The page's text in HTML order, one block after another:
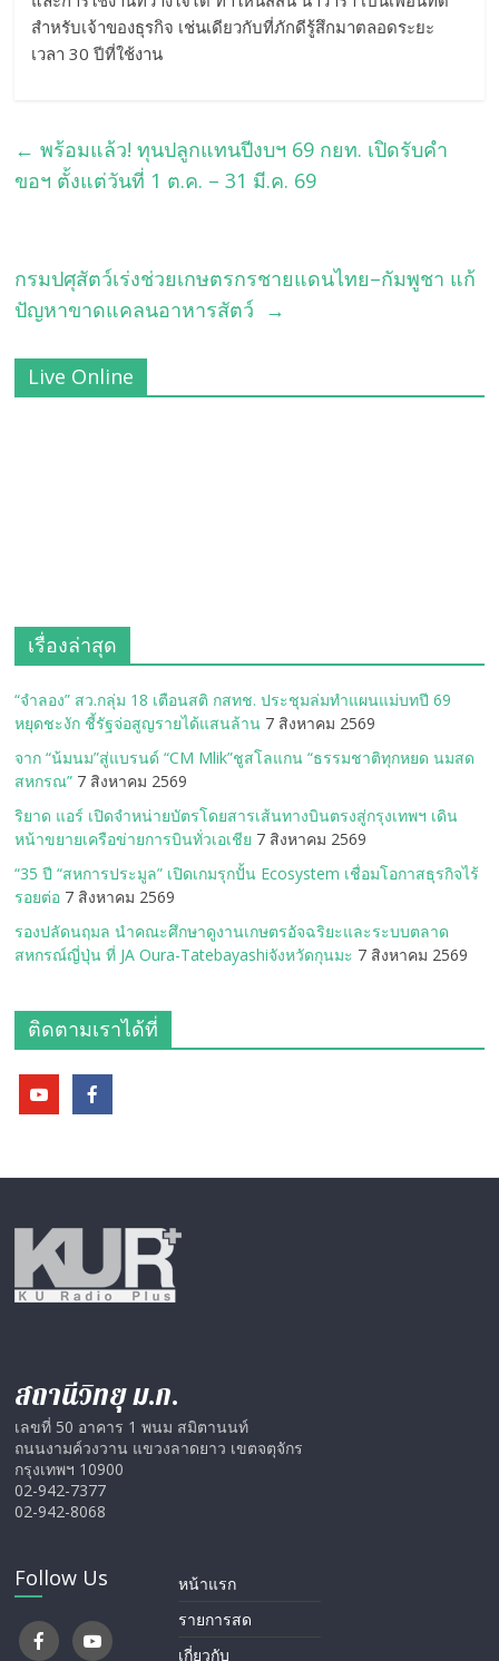
สำหรับเจ้าของธุรกิจ เช่นเดียวกับที่ภักดีรู้สึกมาตลอดระยะ
เวลา 30 ปีที่ใช้งาน
← พร้อมแล้ว! ทุนปลูกแทนปีงบฯ 69 กยท. เปิดรับคำ
ขอฯ ตั้งแต่วันที่ 1 ต.ค. – 31 มี.ค. 69
กรมปศุสัตว์เร่งช่วยเกษตรกรชายแดนไทย–กัมพูชา แก้
ปัญหาขาดแคลนอาหารสัตว์ →
Live Online
เรื่องล่าสุด
“จำลอง” สว.กลุ่ม 18 เตือนสติ กสทช. ประชุมล่มทำแผนแม่บทปี 69
หยุดชะงัก ชี้รัฐจ่อสูญรายได้แสนล้าน 7 สิงหาคม 2569
จาก “น้มนม”สู่แบรนด์ “CM Mlik”ชูสโลแกน “ธรรมชาติทุกหยด นมสด
สหกรณ” 7 สิงหาคม 2569
ริยาด แอร์ เปิดจำหน่ายบัตรโดยสารเส้นทางบินตรงสู่กรุงเทพฯ เดิน
หน้าขยายเครือข่ายการบินทั่วเอเชีย 7 สิงหาคม 2569
“35 ปี “สหการประมูล” เปิดเกมรุกปั้น Ecosystem เชื่อมโอกาสธุรกิจไร้
รอยต่อ 7 สิงหาคม 2569
รองปลัดนฤมล นำคณะศึกษาดูงานเกษตรอัจฉริยะและระบบตลาด
สหกรณ์ญี่ปุ่น ที่ JA Oura-Tatebayashiจังหวัดกุนมะ 7 สิงหาคม 2569
ติดตามเราได้ที่
สถานีวิทยุ ม.ก.
เลขที่ 50 อาคาร 1 พนม สมิตานนท์
ถนนงามค์วงวาน แขวงลาดยาว เขตจตุจักร
กรุงเทพฯ 10900
02-942-7377
02-942-8068
Follow Us
หน้าแรก
รายการสด
เกี่ยวกับ